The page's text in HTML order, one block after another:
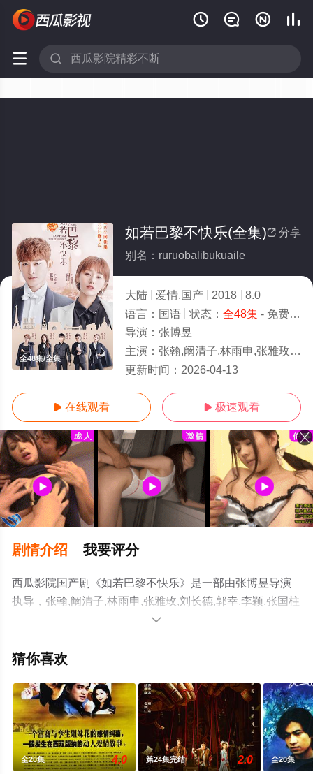
   
 
全48集/全集
 分享
如若巴黎不快乐(全集)
别名：ruruobalibukuaile
大陆 爱情,国产 2018
8.0
语言： 国语 状态： 全48集- 免费在线观看
导演： 张博昱
主演： 张翰,阚清子,林雨申,张雅玫,刘长德,郭幸,李颖,张国柱
更新时间： 2026-04-13
 在线观看  极速观看
剧情介绍 我要评分
西瓜影院国产剧《如若巴黎不快乐》是一部由张博昱导演
执导，张翰,阚清子,林雨申,张雅玫,刘长德,郭幸,李颖,张国柱
等演员精彩演绎的大陆电视剧，大结局剧情已揭晓（全48
瓜影视，更多相关信息可移步至豆瓣电视剧、电视猫或剧

猜你喜欢
全20集 4.0 第24集完结 2.0 全20集